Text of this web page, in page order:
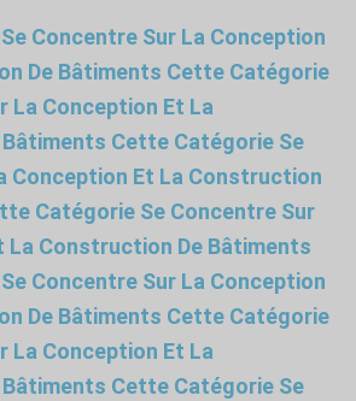
Concentre Sur La Conception
De Bâtiments Cette Catégorie
La Conception Et La
Cette Catégorie Se
Conception Et La Construction
Catégorie Se Concentre Sur
La Construction De Bâtiments
Concentre Sur La Conception
De Bâtiments Cette Catégorie
La Conception Et La
Cette Catégorie Se